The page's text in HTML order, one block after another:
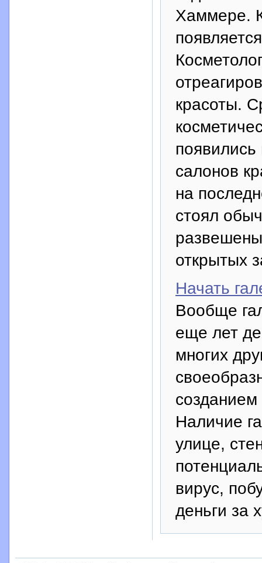
Хаммере.
красоты.
салонов
на
стоял
открытых
Начать
Вообще
еще лет
многих
Наличие
улице,
вирус,
деньги за